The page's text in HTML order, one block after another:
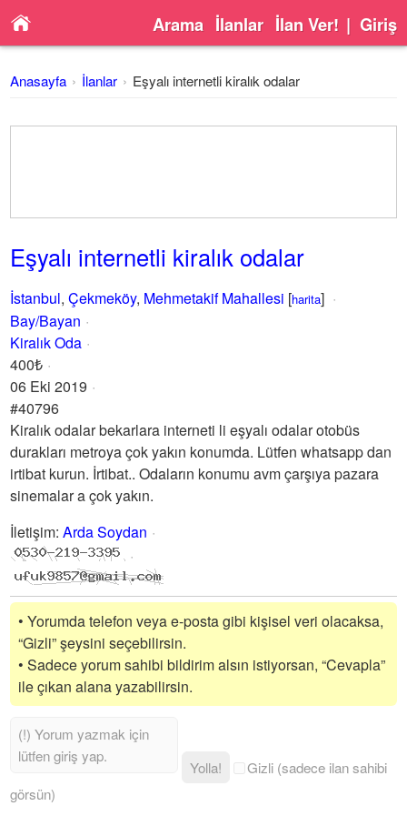
Arama İlanlar İlan Ver! | Giriş
Anasayfa İlanlar Eşyalı internetli kiralık odalar
Eşyalı internetli kiralık odalar
İstanbul,Çekmeköy, Mehmetakif Mahallesi [harita]
Bay/Bayan
Kiralık Oda
400₺
06 Eki 2019
#40796
Kiralık odalar bekarlara interneti li eşyalı odalar otobüs
durakları metroya çok yakın konumda. Lütfen whatsapp dan
irtibat kurun. İrtibat.. Odaların konumu avm çarşıya pazara
sinemalar a çok yakın.
İletişim:Arda Soydan
• Yorumda telefon veya e-posta gibi kişisel veri olacaksa,
“Gizli” şeysini seçebilirsin.
• Sadece yorum sahibi bildirim alsın istiyorsan, “Cevapla”
ile çıkan alana yazabilirsin.
Yolla!
Gizli (sadece ilan sahibi
görsün)